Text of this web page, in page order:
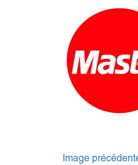
Image